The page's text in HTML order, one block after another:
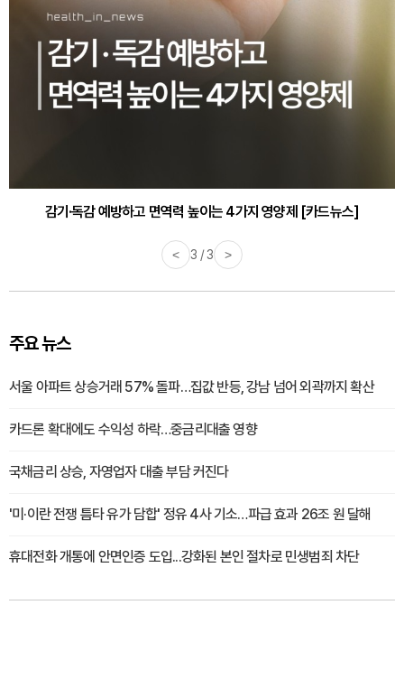
감기·독감 예방하고 면역력 높이는 4가지 영양제 [카드뉴스]
< 3 / 3 >
주요 뉴스
서울 아파트 상승거래 57% 돌파…집값 반등, 강남 넘어 외곽까지 확산
카드론 확대에도 수익성 하락…중금리대출 영향
국채금리 상승, 자영업자 대출 부담 커진다
'미·이란 전쟁 틈타 유가 담합' 정유 4사 기소…파급 효과 26조 원 달해
휴대전화 개통에 안면인증 도입...강화된 본인 절차로 민생범죄 차단